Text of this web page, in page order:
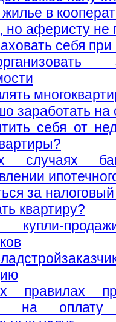
в
но аферисту не
себя
заработать
себя от
случаях
за
квартиру?
купли-
на